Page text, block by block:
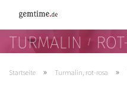
Startseite » Turmalin, rot-rosa »